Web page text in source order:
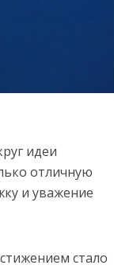
идеи
отличную
и уважение
стало